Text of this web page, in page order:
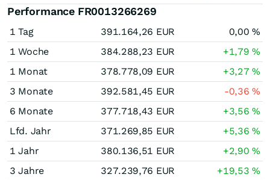
Performance FR0013266269
1 Tag 391.164,26 EUR 0,00%
1 Woche
384.288,23 EUR +1,79%
1 Monat
378.778,09 EUR +3,27%
3 Monate
392.581,45 EUR -0,36%
6 Monate
377.718,43 EUR +3,56%
Lfd. Jahr
371.269,85 EUR +5,36%
1 Jahr
380.136,51 EUR +2,90%
3 Jahre
327.239,76 EUR +19,53%